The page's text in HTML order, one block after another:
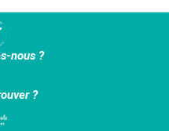
nous ?
?